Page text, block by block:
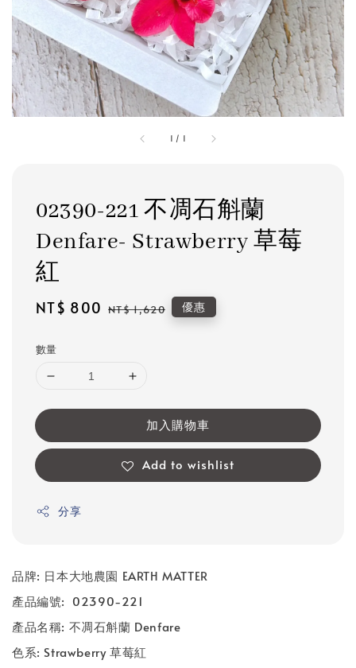
1 / 1
02390-221 不凋石斛蘭
Denfare- Strawberry 草莓
紅
Sale
NT$ 800 Regular
NT$ 1,620 優惠
數量
加入購物車
Add to wishlist
分享
品牌: 日本大地農園 EARTH MATTER
產品編號: 02390-221
產品名稱: 不凋石斛蘭 Denfare
色系: Strawberry 草莓紅